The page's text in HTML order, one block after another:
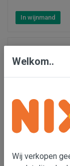
In wijnmand
Châteauneuf-
Welkom..
Wij verkopen